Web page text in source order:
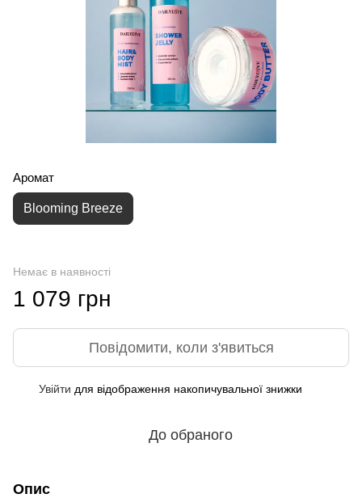
Аромат
Blooming Breeze
Немає в наявності
1 079 грн
Повідомити, коли з'явиться
Увійти для відображення накопичувальної знижки
До обраного
Опис